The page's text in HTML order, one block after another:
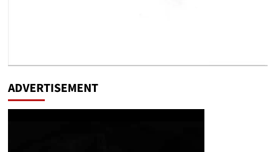
ADVERTISEMENT